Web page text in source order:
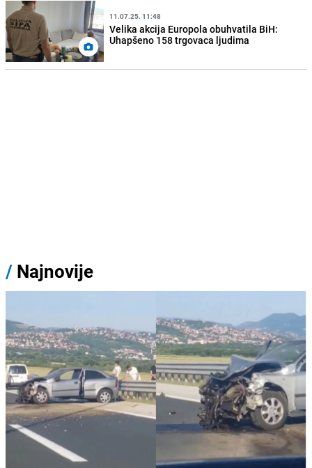
11.07.25. 11:48
Velika akcija Europola obuhvatila BiH:
Uhapšeno 158 trgovaca ljudima
/ Najnovije